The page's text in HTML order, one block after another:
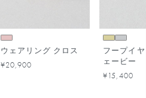
ウェアリング クロス
¥20,900
フープイ
ェービー
¥15,400